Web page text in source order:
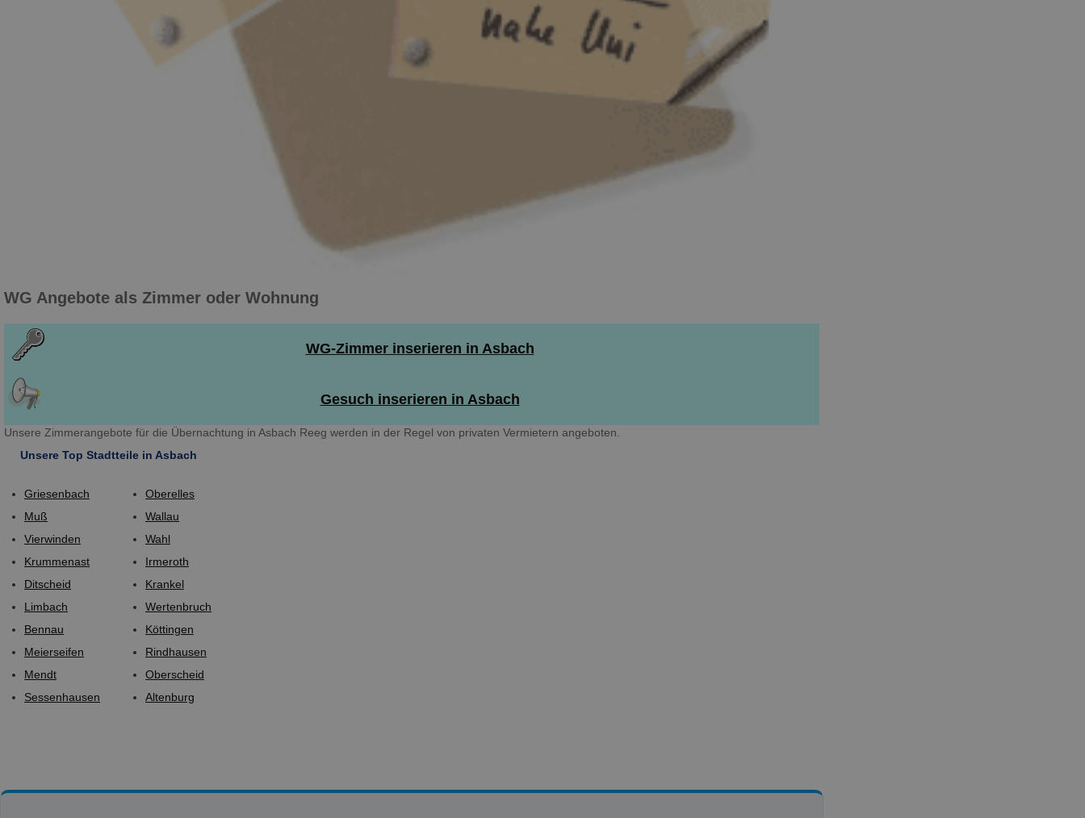
WG Angebote als Zimmer oder Wohnung
WG-Zimmer inserieren in Asbach
Gesuch inserieren in Asbach
Unsere Zimmerangebote für die Übernachtung in Asbach Reeg werden in der Regel von privaten Vermietern angeboten.
Unsere Top Stadtteile in Asbach
Griesenbach
Muß
Vierwinden
Krummenast
Ditscheid
Limbach
Bennau
Meierseifen
Mendt
Sessenhausen
Oberelles
Wallau
Wahl
Irmeroth
Krankel
Wertenbruch
Köttingen
Rindhausen
Oberscheid
Altenburg